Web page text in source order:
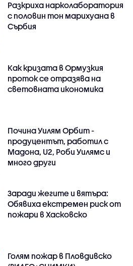
Разкриха нарколаборатория
с половин тон марихуана в
Сърбия
Как кризата в Ормузкия
проток се отразява на
световната икономика
Почина Уилям Орбит -
продуцентът, работил с
Мадона, U2, Роби Уилямс и
много други
Заради жегите и вятъра:
Обявиха екстремен риск от
пожари в Хасковско
Голям пожар в Пловдивско